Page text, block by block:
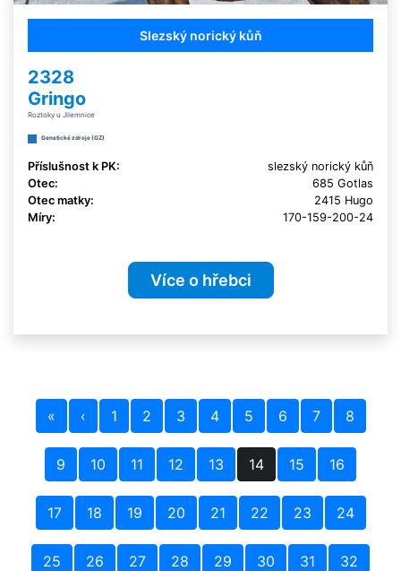
Slezský norický kůň
2328
Gringo
Roztoky u Jilemnice
Genetické zdroje (GZ)
Příslušnost k PK:
slezský norický kůň
Otec:
685 Gotlas
Otec matky:
2415 Hugo
Míry:
170-159-200-24
Více o hřebci
« ‹ 1 2 3 4 5 6 7 8
9 10 11 12 13 14 15 16
17 18 19 20 21 22 23 24
25 26 27 28 29 30 31 32